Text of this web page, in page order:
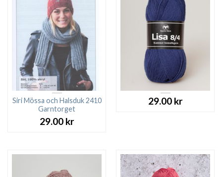
Siri Mössa och Halsduk 2410
Garntorget
29.00 kr
29.00 kr